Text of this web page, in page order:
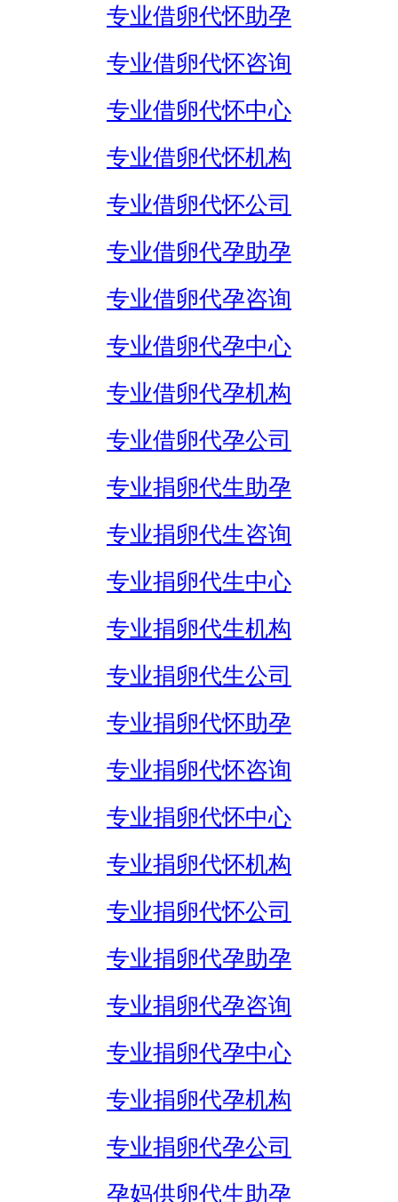
专业借卵代怀助孕
专业借卵代怀咨询
专业借卵代怀中心
专业借卵代怀机构
专业借卵代怀公司
专业借卵代孕助孕
专业借卵代孕咨询
专业借卵代孕中心
专业借卵代孕机构
专业借卵代孕公司
专业捐卵代生助孕
专业捐卵代生咨询
专业捐卵代生中心
专业捐卵代生机构
专业捐卵代生公司
专业捐卵代怀助孕
专业捐卵代怀咨询
专业捐卵代怀中心
专业捐卵代怀机构
专业捐卵代怀公司
专业捐卵代孕助孕
专业捐卵代孕咨询
专业捐卵代孕中心
专业捐卵代孕机构
专业捐卵代孕公司
孕妈供卵代生助孕